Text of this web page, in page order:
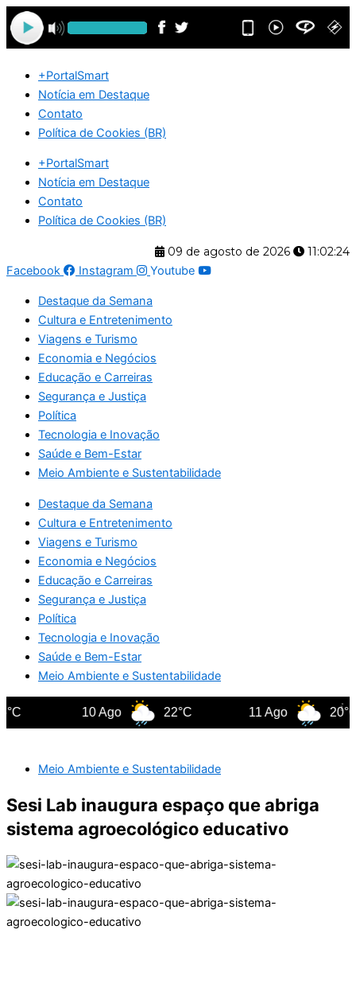
Ir
para
o
+PortalSmart
Notícia em Destaque
Contato
Política de Cookies (BR)
+PortalSmart
Notícia em Destaque
Contato
Política de Cookies (BR)
09 de agosto de 2026
11:02:24
Facebook
Instagram Youtube
Destaque da Semana
Cultura e Entretenimento
Viagens e Turismo
Economia e Negócios
Educação e Carreiras
Segurança e Justiça
Política
Tecnologia e Inovação
Saúde e Bem-Estar
Meio Ambiente e Sustentabilidade
Destaque da Semana
Cultura e Entretenimento
Viagens e Turismo
Economia e Negócios
Educação e Carreiras
Segurança e Justiça
Política
Tecnologia e Inovação
Saúde e Bem-Estar
Meio Ambiente e Sustentabilidade
10 Ago 22°C 11 Ago 20°C
Meio Ambiente e Sustentabilidade
Sesi Lab inaugura espaço que abriga
sistema agroecológico educativo